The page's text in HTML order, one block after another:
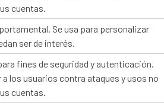
cuentas.
Se usa para personalizar
ser de interés.
fines de seguridad y autenticación.
a los usuarios contra ataques y usos no
cuentas.